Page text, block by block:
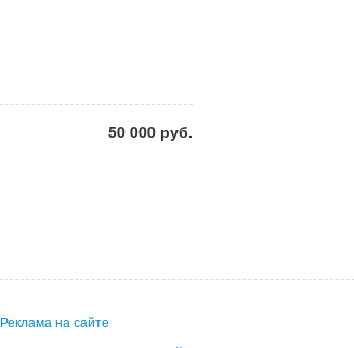
50 000 руб.
Реклама на сайте